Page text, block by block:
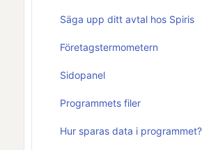
Säga upp ditt avtal hos Spiris
Företagstermometern
Sidopanel
Programmets filer
Hur sparas data i programmet?